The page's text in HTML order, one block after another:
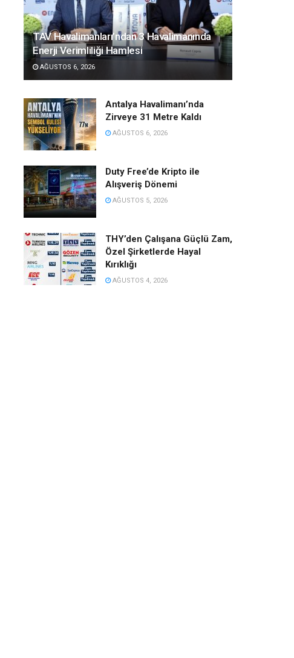
TAV Havalimanları’ndan 3 Havalimanında
Enerji Verimliliği Hamlesi
AĞUSTOS 6, 2026
Antalya Havalimanı’nda
Zirveye 31 Metre Kaldı
AĞUSTOS 6, 2026
Duty Free’de Kripto ile
Alışveriş Dönemi
AĞUSTOS 5, 2026
THY’den Çalışana Güçlü Zam,
Özel Şirketlerde Hayal
Kırıklığı
AĞUSTOS 4, 2026